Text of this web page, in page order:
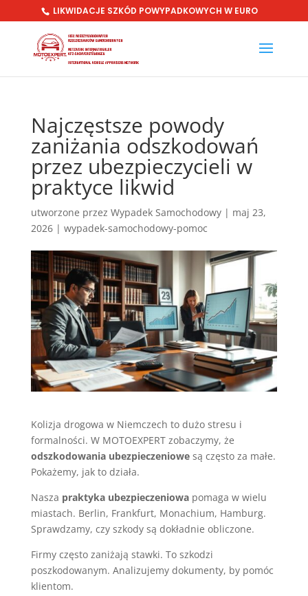
LIKWIDACJE SZKÓD POWYPADKOWYCH W EURO
Najczęstsze powody
zaniżania odszkodowań
przez ubezpieczycieli w
praktyce likwid
utworzone przez Wypadek Samochodowy| maj 23,
2026| wypadek-samochodowy-pomoc
Kolizja drogowa w Niemczech to dużo stresu i
formalności. W MOTOEXPERT zobaczymy, że
odszkodowania ubezpieczeniowesą często za małe.
Pokażemy, jak to działa.
Nasza praktyka ubezpieczeniowapomaga w wielu
miastach. Berlin, Frankfurt, Monachium, Hamburg.
Sprawdzamy, czy szkody są dokładnie obliczone.
Firmy często zaniżają stawki. To szkodzi
poszkodowanym. Analizujemy dokumenty, by pomóc
klientom.